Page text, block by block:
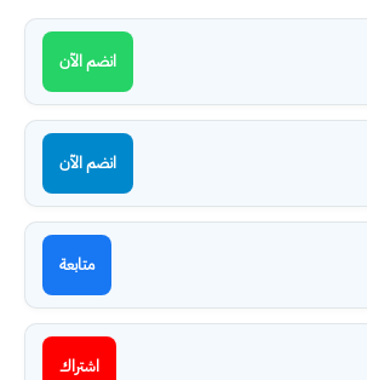
انضم الآن
انضم الآن
متابعة
اشتراك